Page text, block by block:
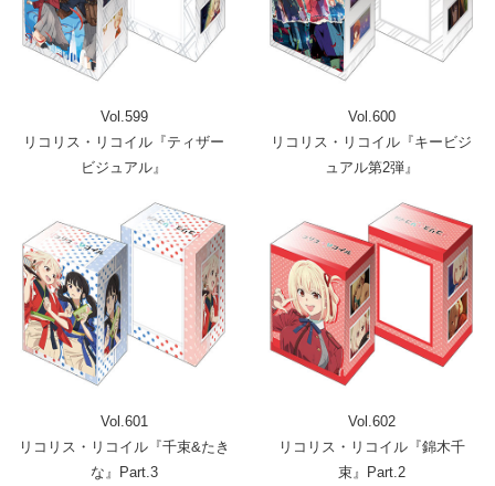
Vol.599
リコリス・リコイル『ティザー
ビジュアル』
Vol.600
リコリス・リコイル『キービジ
ュアル第2弾』
Vol.601
リコリス・リコイル『千束&たき
な』Part.3
Vol.602
リコリス・リコイル『錦木千
束』Part.2